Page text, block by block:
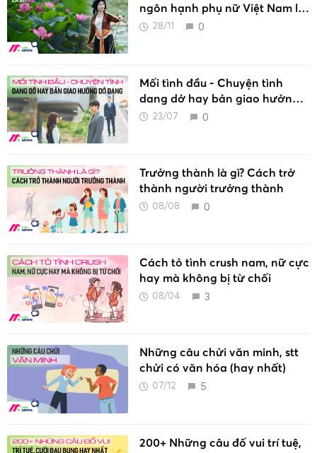
ngôn hạnh phụ nữ Việt Nam là
gì?28/11 0
Mối tình đầu - Chuyện tình
dang dở hay bản giao hưởng
dở dang
23/07 0
Trưởng thành là gì? Cách trở
thành người trưởng thành
08/08 0
Cách tỏ tình crush nam, nữ cực
hay mà không bị từ chối
08/04 3
Những câu chửi văn minh, stt
chửi có văn hóa (hay nhất)
07/12 5
200+ Những câu đố vui trí tuệ,